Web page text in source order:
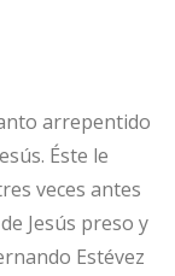
arrepentido
Éste le
veces antes
Jesús preso y
Estévez